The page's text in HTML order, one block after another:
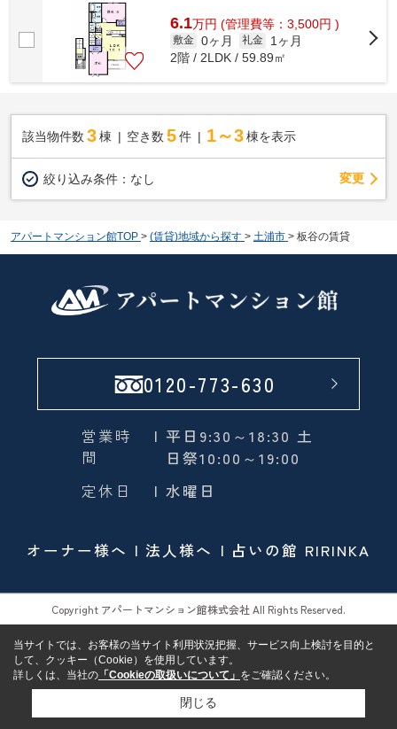
6.1万円 (管理費等：3,500円 )
敷金 0ヶ月 礼金
1ヶ月
2階 / 2LDK / 59.89㎡
該当物件数 3棟 空き数 5 件 1～3 棟を表示
絞り込み条件： なし 変更
アパートマンション館TOP > (賃貸)地域から探す > 土浦市 > 板谷の賃貸
0120-773-630
営業時
間
| 平日9:30～18:30 土
日祭10:00～19:00
定休日
| 水曜日
オーナー様へ 法人様へ 占いの館 RIRINKA
Copyright アパートマンション館株式会社 All Rights Reserved.
当サイトでは、お客様の当サイト利用状況把握、サービス向上検討を目的と
して、クッキー（Cookie）を使用しています。
詳しくは、当社の 「Cookieの取扱いについて」 をご確認ください。
閉じる